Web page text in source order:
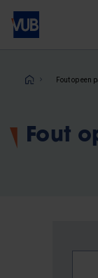
Overslaan
naar
inhoud
Fout op een
Fout